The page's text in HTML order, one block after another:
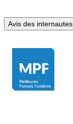
Avis des internautes